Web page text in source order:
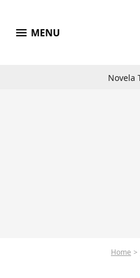
menu MENU
Novela
Home